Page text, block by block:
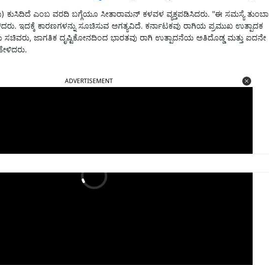
ಕುಸಿದಿದೆ ಎಂಬ ವರದಿ ಬಗ್ಗೆಯೂ ಸೀತಾರಾಮನ್ ಕಳವಳ ವ್ಯಕ್ತಪಡಿಸಿದರು. "ಈ ಸಮಸ್ಯೆ ತುಂಬಾ
ಇದಕ್ಕೆ ಕಾರಣಗಳನ್ನು ಸೂಚಿಸುವ ಅಗತ್ಯವಿದೆ. ಕರ್ನಾಟಕವು ರಾಗಿಯ ಪ್ರಮುಖ ಉತ್ಪಾದಕ
ಜಾಗತಿಕ ದೃಷ್ಟಿಕೋನದಿಂದ ಭಾರತವು ರಾಗಿ ಉತ್ಪಾದನೆಯ ಅತಿದೊಡ್ಡ ಮತ್ತು ಐದನೇ